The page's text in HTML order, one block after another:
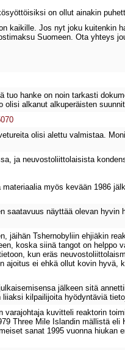
on ollut ainakin
kaikille. Jos nyt joku kuitenkin
Suomeen. Ota yhteys
tuo hanke on noin tarkasti
alkanut alkuperäisten
olisi alettu valmistaa.
ja neuvostoliittolaisista
myös kevään 1986
saatavuus näyttää olevan hyvin
jäihän Tshernobyliin ehjiäkin
koska siinä tangot on helppo
kun eräs
ajoitus ei ehkä ollut kovin hyvä,
jälkeen sitä
kilpailijoita hyödyntäviä
varajohtaja kuvitteli reaktorin
Three Mile Islandin mällistä eli
sanat 1995 vuonna hiukan